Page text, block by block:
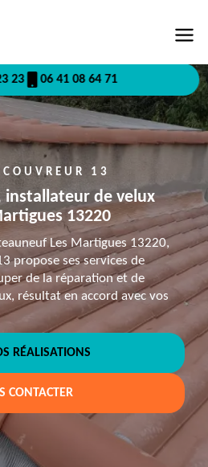
23 06 41 08 64 71
13
de velux
13220
Les Martigues 13220,
propose ses services de
de la réparation et de
résultat en accord avec vos
RÉALISATIONS
CONTACTER